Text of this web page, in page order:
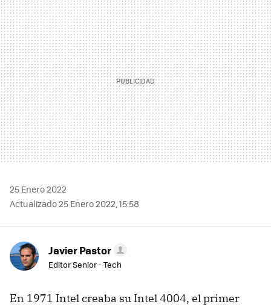
MAIL
25 Enero 2022
Actualizado 25 Enero 2022, 15:58
Javier Pastor
Editor Senior - Tech
En 1971 Intel creaba su Intel 4004, el primer